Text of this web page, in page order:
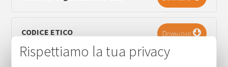
CODICE ETICO Download
Rispettiamo la tua privacy